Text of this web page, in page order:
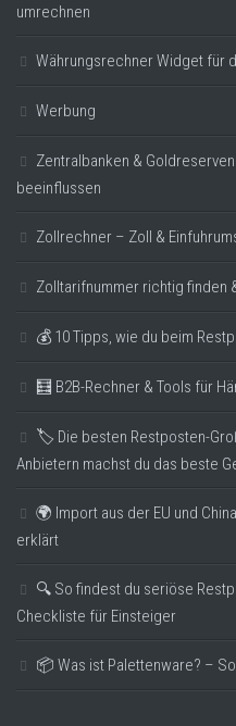
umrechnen
Währungsrechner Widget für
Werbung
Zentralbanken &
beeinflussen
Zollrechner – Zoll &
Zolltarifnummer richtig finden
💰 10 Tipps, wie du beim
🧮 B2B-Rechner & Tools für
🏷️ Die besten Restposten-
Anbietern machst du das beste
🌍 Import aus der EU und
erklärt
🔍 So findest du seriöse
Checkliste für Einsteiger
📦 Was ist Palettenware? –